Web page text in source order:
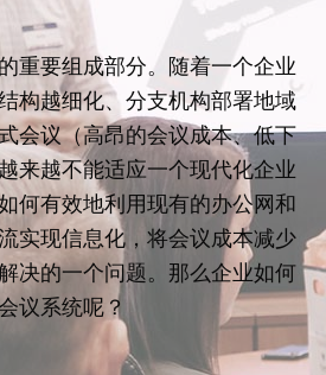
重要组成部分。随着一个企业
构越细化、分支机构部署地域
会议（高昂的会议成本、低下
来越不能适应一个现代化企业
何有效地利用现有的办公网和
实现信息化，将会议成本减少
决的一个问题。那么企业如何
议系统呢？